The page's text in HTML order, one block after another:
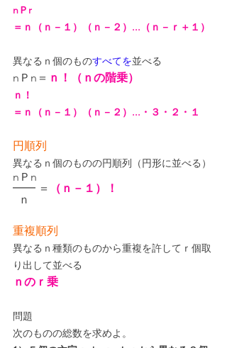
nＰr
＝ｎ（ｎ－１）（ｎ－２）...（ｎ－ｒ＋１）
異なるｎ個のものすべてを並べる
nＰn＝ ｎ！（ｎの階乗）
ｎ！
＝ｎ（ｎ－１）（ｎ－２）...・３・２・１
円順列
異なるｎ個のものの円順列（円形に並べる）
nＰn
━━ ＝
（ｎ－１）！
ｎ
重複順列
異なるｎ種類のものから重複を許してｒ個取
り出して並べる
ｎのｒ乗
問題
次のものの総数を求めよ。